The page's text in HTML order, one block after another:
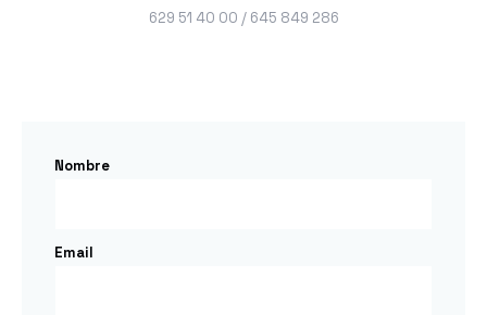
629 51 40 00 / 645 849 286
Nombre
Email